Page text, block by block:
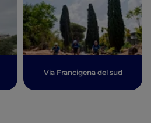
Via Francigena del sud